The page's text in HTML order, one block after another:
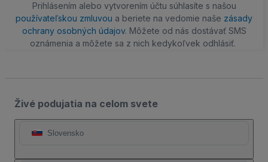
Prihlásením alebo vytvorením účtu súhlasíte s našou
používateľskou zmluvou a beriete na vedomie naše zásady
ochrany osobných údajov. Môžete od nás dostávať SMS
oznámenia a môžete sa z nich kedykoľvek odhlásiť.
Živé podujatia na celom svete
Slovensko